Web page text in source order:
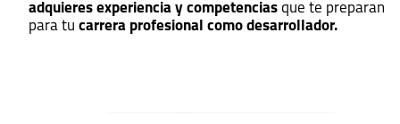
adquieres experiencia y competencias que te preparan
para tu carrera profesional como desarrollador.